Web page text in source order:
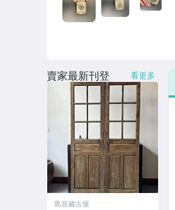
女包精品與女鞋
賣家最新刊登 看更多
島居藏古屋